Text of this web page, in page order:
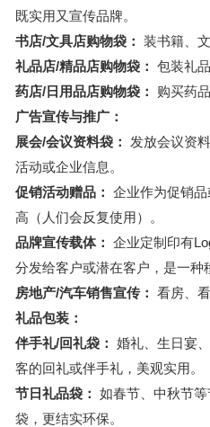
既实用又宣传品牌。
书店/文具店购物袋： 装书籍、文
礼品店/精品店购物袋： 包装礼
药店/日用品店购物袋：
购买药
广告宣传与推广：
展会/会议资料袋：
发放会议资
活动或企业信息。
促销活动赠品： 企业作为促销
高（人们会反复使用）。
品牌宣传载体： 企业定制印有
分发给客户或潜在客户，是一种
房地产/汽车销售宣传： 看房、
礼品包装：
伴手礼/回礼袋： 婚礼、生日宴
客的回礼或伴手礼，美观实用。
节日礼品袋： 如春节、中秋节
袋，更结实环保。